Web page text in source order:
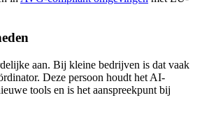
aan. Bij kleine bedrijven is dat vaak
Deze persoon houdt het AI-
tools en is het aanspreekpunt bij